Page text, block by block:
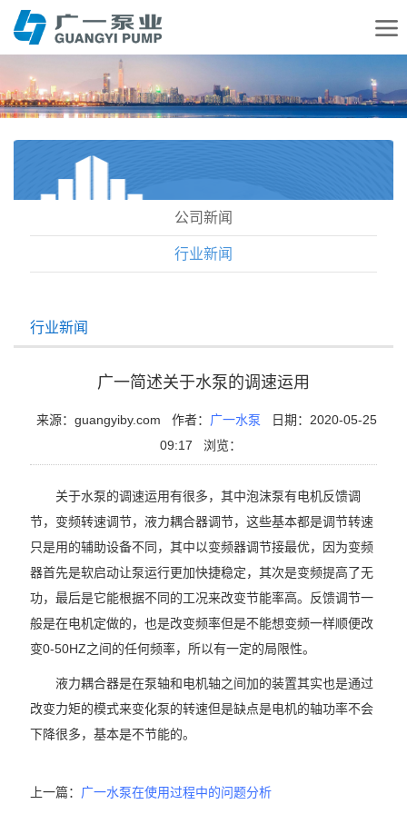
公司新闻
行业新闻
行业新闻
广一简述关于水泵的调速运用
来源：guangyiby.com 作者： 广一水泵
日期：2020-05-25
09:17
浏览：
关于水泵的调速运用有很多，其中泡沫泵有电机反馈调
节，变频转速调节，液力耦合器调节，这些基本都是调节转速
只是用的辅助设备不同，其中以变频器调节接最优，因为变频
器首先是软启动让泵运行更加快捷稳定，其次是变频提高了无
功，最后是它能根据不同的工况来改变节能率高。反馈调节一
般是在电机定做的，也是改变频率但是不能想变频一样顺便改
变0-50HZ之间的任何频率，所以有一定的局限性。
液力耦合器是在泵轴和电机轴之间加的装置其实也是通过
改变力矩的模式来变化泵的转速但是缺点是电机的轴功率不会
下降很多，基本是不节能的。
上一篇： 广一水泵在使用过程中的问题分析